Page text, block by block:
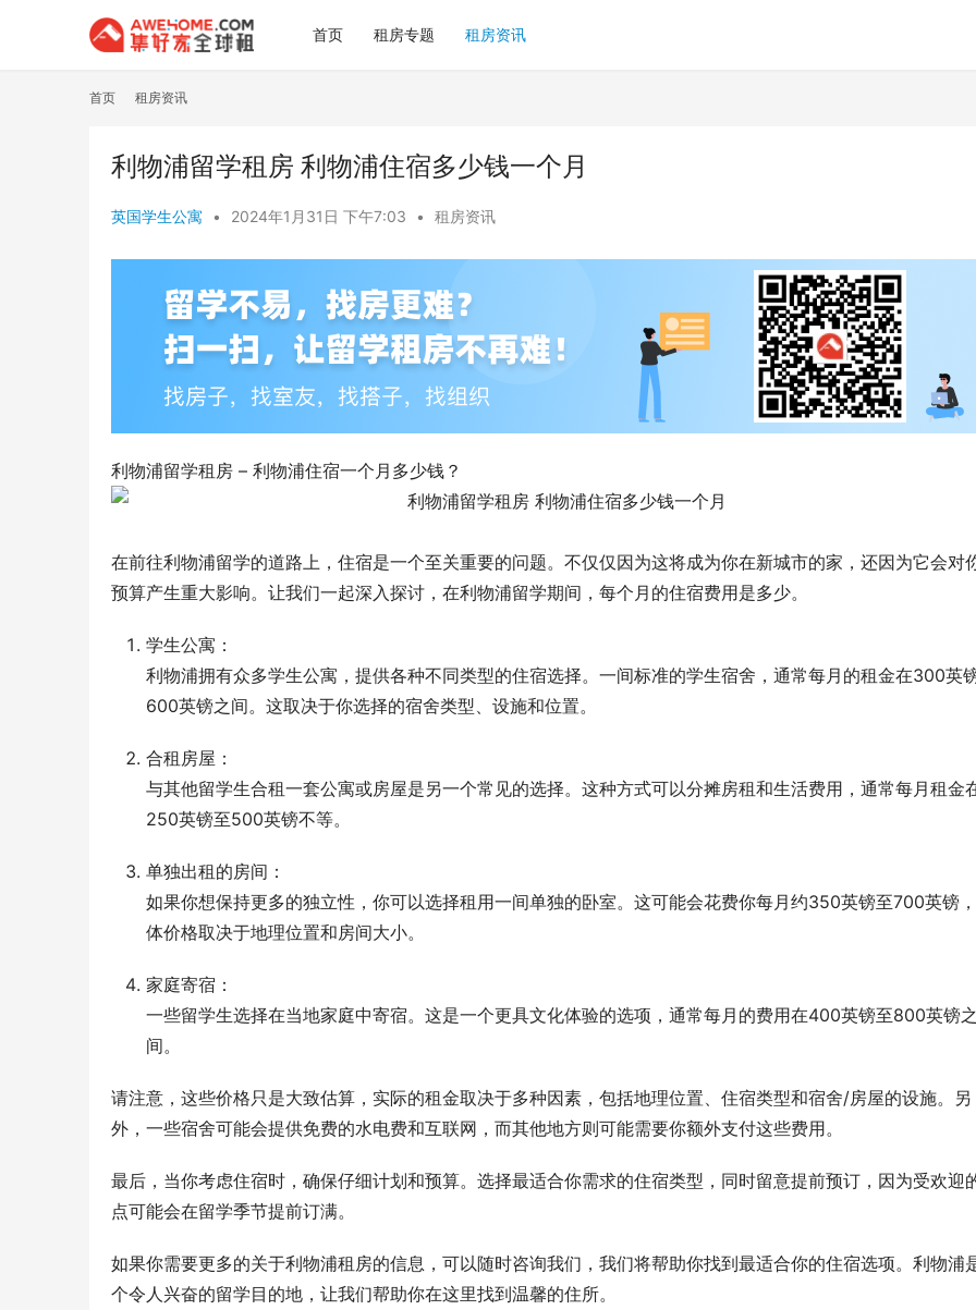
首页 租房专题 租房资讯
首页 租房资讯
利物浦留学租房 利物浦住宿多少钱一个月
英国学生公寓 • 2024年1月31日 下午7:03 • 租房资讯
利物浦留学租房 – 利物浦住宿一个月多少钱？
在前往利物浦留学的道路上，住宿是一个至关重要的问题。不仅仅因为这将成为你在新城市的家，还因为它会对
预算产生重大影响。让我们一起深入探讨，在利物浦留学期间，每个月的住宿费用是多少。
学生公寓：
利物浦拥有众多学生公寓，提供各种不同类型的住宿选择。一间标准的学生宿舍，通常每月的租金在300英
600英镑之间。这取决于你选择的宿舍类型、设施和位置。
合租房屋：
与其他留学生合租一套公寓或房屋是另一个常见的选择。这种方式可以分摊房租和生活费用，通常每月租金
250英镑至500英镑不等。
单独出租的房间：
如果你想保持更多的独立性，你可以选择租用一间单独的卧室。这可能会花费你每月约350英镑至700英镑
体价格取决于地理位置和房间大小。
家庭寄宿：
一些留学生选择在当地家庭中寄宿。这是一个更具文化体验的选项，通常每月的费用在400英镑至800英镑之
间。
请注意，这些价格只是大致估算，实际的租金取决于多种因素，包括地理位置、住宿类型和宿舍/房屋的设施。另
外，一些宿舍可能会提供免费的水电费和互联网，而其他地方则可能需要你额外支付这些费用。
最后，当你考虑住宿时，确保仔细计划和预算。选择最适合你需求的住宿类型，同时留意提前预订，因为受欢迎
点可能会在留学季节提前订满。
如果你需要更多的关于利物浦租房的信息，可以随时咨询我们，我们将帮助你找到最适合你的住宿选项。利物浦
个令人兴奋的留学目的地，让我们帮助你在这里找到温馨的住所。